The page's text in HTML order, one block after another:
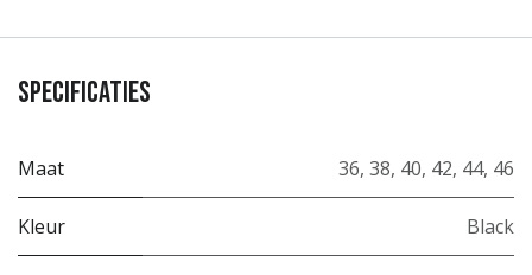
Specificaties
Maat 36, 38, 40, 42, 44, 46
Kleur Black